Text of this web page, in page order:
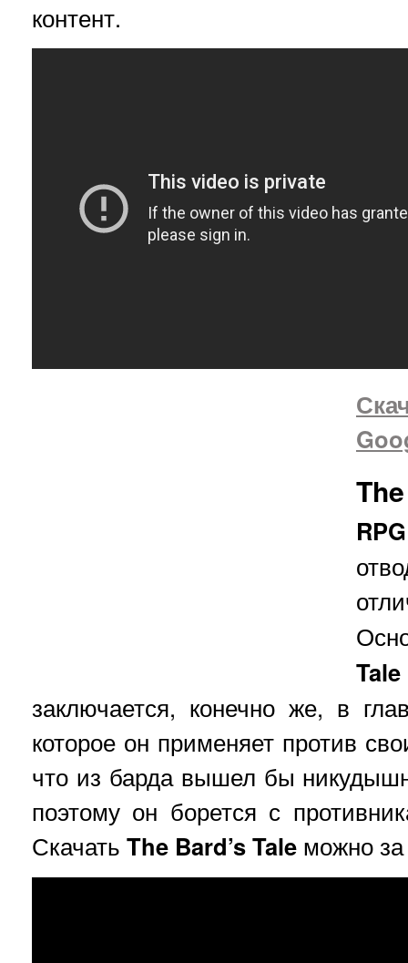
контент.
RPG
Tale
заключается, конечно же, в
которое он применяет против
что из барда вышел бы
поэтому он борется с
Скачать The Bard’s Tale можно